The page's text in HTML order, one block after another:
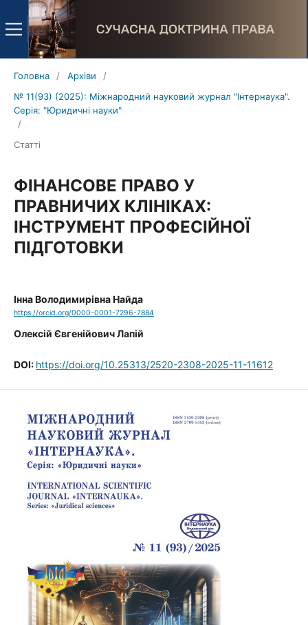
Головна / Архіви
/
№ 11(93) (2025): Міжнародний науковий журнал "Інтернаука".
Серія: "Юридичні науки"
/
Статті
ФІНАНСОВЕ ПРАВО У
ПРАВНИЧИХ КЛІНІКАХ:
ІНСТРУМЕНТ ПРОФЕСІЙНОЇ
ПІДГОТОВКИ
Інна Володимирівна Найда
https://orcid.org/0000-0001-7296-7884
Олексій Євгенійович Лапій
DOI: https://doi.org/10.25313/2520-2308-2025-11-11612